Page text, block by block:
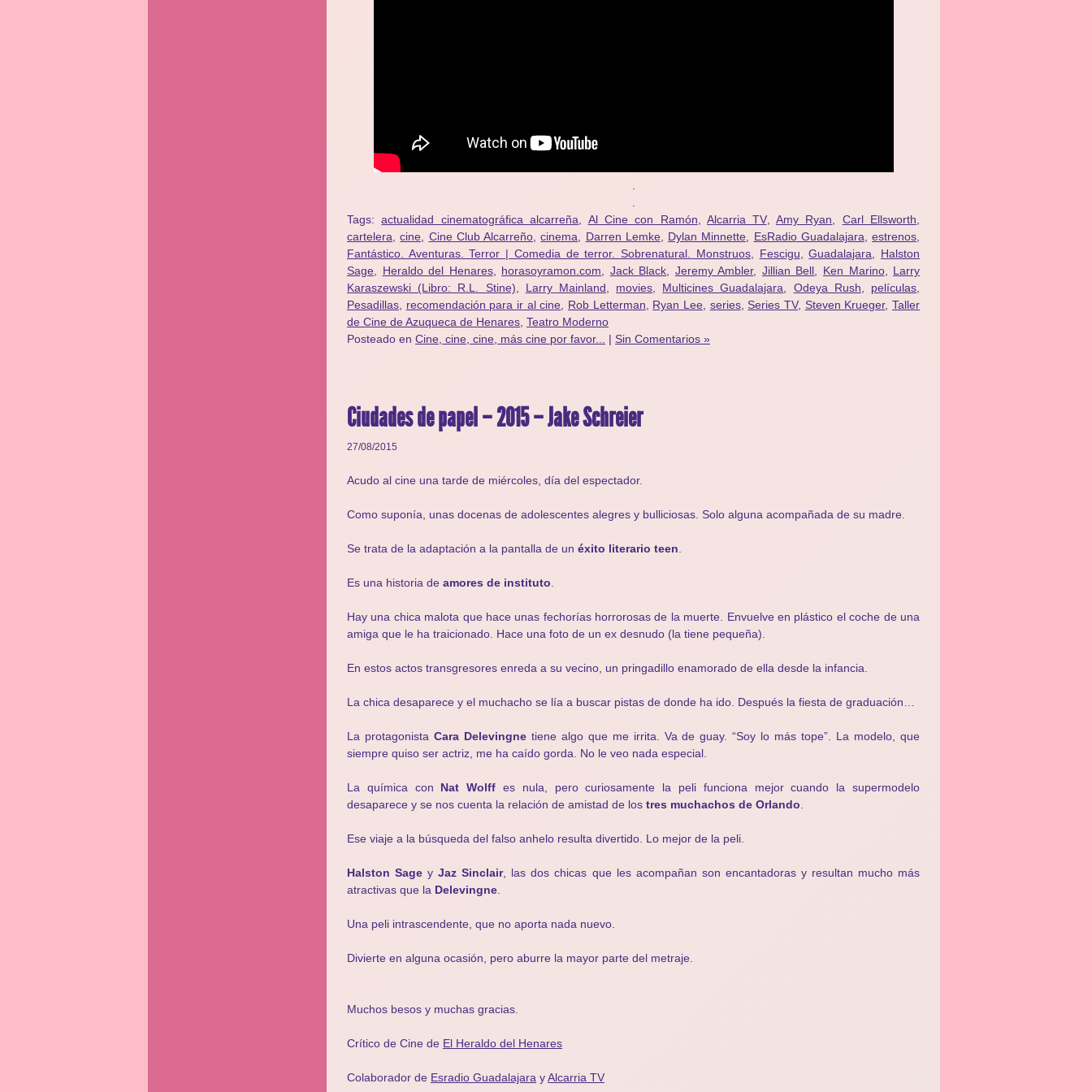
Tags:actualidad cinematográfica alcarreña Al Cine con Ramón ,Alcarria TV, Amy Ryan Carl Ellsworth
cartelera ,cine Cine Club Alcarreño ,cinema Darren Lemke, Dylan Minnette EsRadio Guadalajara estrenos
Fantástico. Aventuras. Terror | Comedia de terror. Sobrenatural. Monstruos, Fescigu ,Guadalajara
Halston
Sage
Heraldo del Henares, horasoyramon.com Jack Black Jeremy Ambler, Jillian Bell Ken Marino, Larry
Karaszewski (Libro: R.L. Stine)
Larry Mainland movies Multicines Guadalajara Odeya Rush películas
Pesadillas
recomendación para ir al cine Rob Letterman Ryan Lee series, Series TV, Steven Krueger,Taller
de Cine de Azuqueca de Henares Teatro Moderno
Posteado en Cine, cine, cine, más cine por favor... | Sin Comentarios »
Ciudades de papel – 2015 – Jake Schreier
27/08/2015
Acudo al cine una tarde de miércoles, día del espectador.
Como suponía, unas docenas de adolescentes alegres y bulliciosas. Solo alguna acompañada de su madre.
Se trata de la adaptación a la pantalla de un éxito literario teen
Es una historia de amores de instituto
Hay una chica malota que hace unas fechorías horrorosas de la muerte. Envuelve en plástico el coche de una
amiga que le ha traicionado. Hace una foto de un ex desnudo (la tiene pequeña).
En estos actos transgresores enreda a su vecino, un pringadillo enamorado de ella desde la infancia.
La chica desaparece y el muchacho se lía a buscar pistas de donde ha ido. Después la fiesta de graduación…
La protagonista Cara Delevingnetiene algo que me irrita. Va de guay. “Soy lo más tope”. La modelo, que
siempre quiso ser actriz, me ha caído gorda. No le veo nada especial.
La química con Nat Wolff es nula, pero curiosamente la peli funciona mejor cuando la supermodelo
desaparece y se nos cuenta la relación de amistad de los tres muchachos de Orlando
Ese viaje a la búsqueda del falso anhelo resulta divertido. Lo mejor de la peli.
Halston Sage yJaz Sinclair, las dos chicas que les acompañan son encantadoras y resultan mucho más
atractivas que la Delevingne
Una peli intrascendente, que no aporta nada nuevo.
Divierte en alguna ocasión, pero aburre la mayor parte del metraje.
Muchos besos y muchas gracias.
Crítico de Cine de El Heraldo del Henares
Colaborador de Esradio Guadalajara yAlcarria TV